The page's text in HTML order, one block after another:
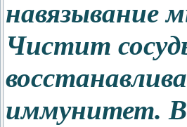
навязывание
Чистит
иммунитет.